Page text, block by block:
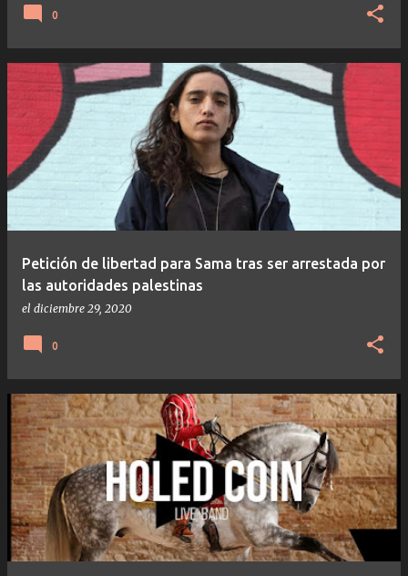
0
Petición de libertad para Sama tras ser arrestada por
las autoridades palestinas
el diciembre 29, 2020
0